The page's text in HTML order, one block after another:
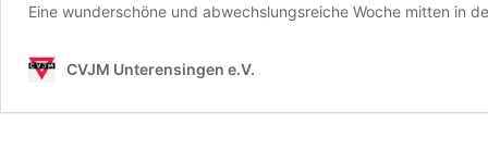
Eine wunderschöne und abwechslungsreiche Woche mitten in
CVJM Unterensingen e.V.